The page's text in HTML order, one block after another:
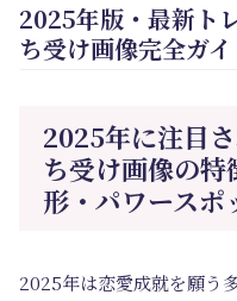
2025年版・最新ト
ち受け画像完全ガイ
2025年に注目
ち受け画像の特
形・パワースポ
2025年は恋愛成就を願う